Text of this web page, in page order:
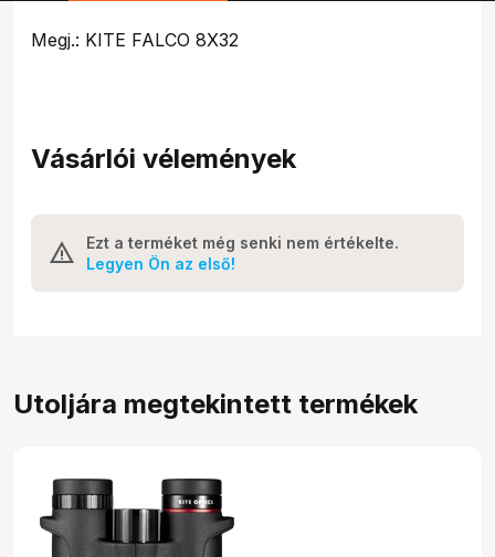
Megj.: KITE FALCO 8X32
Vásárlói vélemények
Ezt a terméket még senki nem értékelte.
Legyen Ön az első!
Utoljára megtekintett termékek